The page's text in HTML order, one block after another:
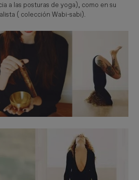
a las posturas de yoga), como en su
( colección Wabi-sabi).